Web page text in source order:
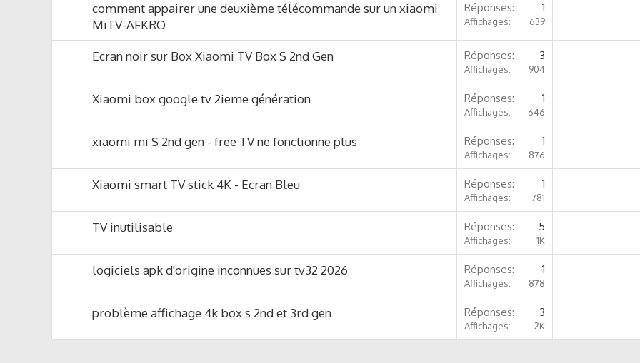
comment appairer une deuxième télécommande sur un xiaomi
MiTV-AFKRO
Réponses 1
Affichages 639
Ecran noir sur Box Xiaomi TV Box S 2nd Gen Réponses 3
Affichages 904
Xiaomi box google tv 2ieme génération Réponses 1
Affichages 646
xiaomi mi S 2nd gen - free TV ne fonctionne plus Réponses 1
Affichages 876
Xiaomi smart TV stick 4K - Ecran Bleu Réponses 1
Affichages 781
TV inutilisable Réponses 5
Affichages 1K
logiciels apk d'origine inconnues sur tv32 2026 Réponses 1
Affichages 878
problème affichage 4k box s 2nd et 3rd gen Réponses 3
Affichages 2K